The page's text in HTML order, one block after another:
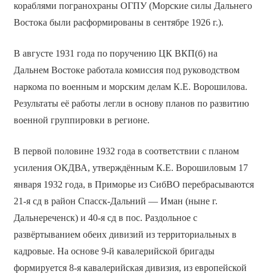
кораблями погранохраны ОГПУ (Морские силы Дальнего
Востока были расформированы в сентябре 1926 г.).
В августе 1931 года по поручению ЦК ВКП(б) на
Дальнем Востоке работала комиссия под руководством
наркома по военным и морским делам К.Е. Ворошилова.
Результаты её работы легли в основу планов по развитию
военной группировки в регионе.
В первой половине 1932 года в соответствии с планом
усиления ОКДВА, утверждённым К.Е. Ворошиловым 17
января 1932 года, в Приморье из СибВО перебрасываются
21-я сд в район Спасск-Дальний — Иман (ныне г.
Дальнереченск) и 40-я сд в пос. Раздольное с
развёртыванием обеих дивизий из территориальных в
кадровые. На основе 9-й кавалерийской бригады
формируется 8-я кавалерийская дивизия, из европейской